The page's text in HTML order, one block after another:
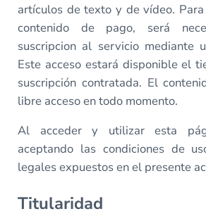
artículos de texto y de vídeo.
contenido de pago, será
suscripcion al servicio mediante
Este acceso estará disponible el
suscripción contratada. El
libre acceso en todo momento.
Al acceder y utilizar esta
aceptando las condiciones de
legales expuestos en el presente
Titularidad